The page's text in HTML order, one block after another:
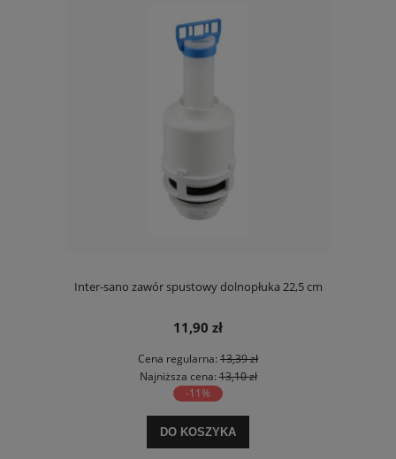
Inter-sano zawór spustowy dolnopłuka 22,5 cm
11,90 zł
Cena regularna: 13,39 zł
Najniższa cena:13,10 zł
-11%
DO KOSZYKA